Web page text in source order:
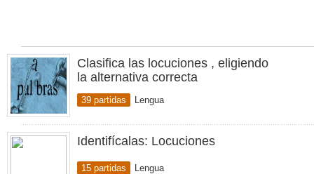
Clasifica las locuciones , eligiendo
la alternativa correcta
39 partidas Lengua
Identifícalas: Locuciones
15 partidas Lengua